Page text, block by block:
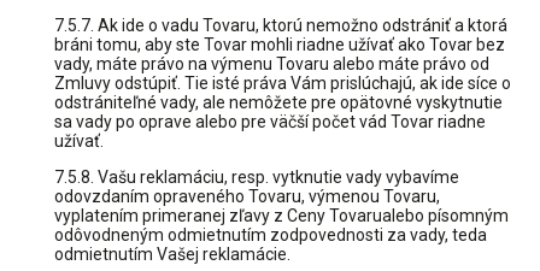
7.5.7. Ak ide o vadu Tovaru, ktorú nemožno odstrániť a ktorá
bráni tomu, aby ste Tovar mohli riadne užívať ako Tovar bez
vady, máte právo na výmenu Tovaru alebo máte právo od
Zmluvy odstúpiť. Tie isté práva Vám prislúchajú, ak ide síce o
odstrániteľné vady, ale nemôžete pre opätovné vyskytnutie
sa vady po oprave alebo pre väčší počet vád Tovar riadne
užívať.
7.5.8. Vašu reklamáciu, resp. vytknutie vady vybavíme
odovzdaním opraveného Tovaru, výmenou Tovaru,
vyplatením primeranej zľavy z Ceny Tovarualebo písomným
odôvodneným odmietnutím zodpovednosti za vady, teda
odmietnutím Vašej reklamácie.